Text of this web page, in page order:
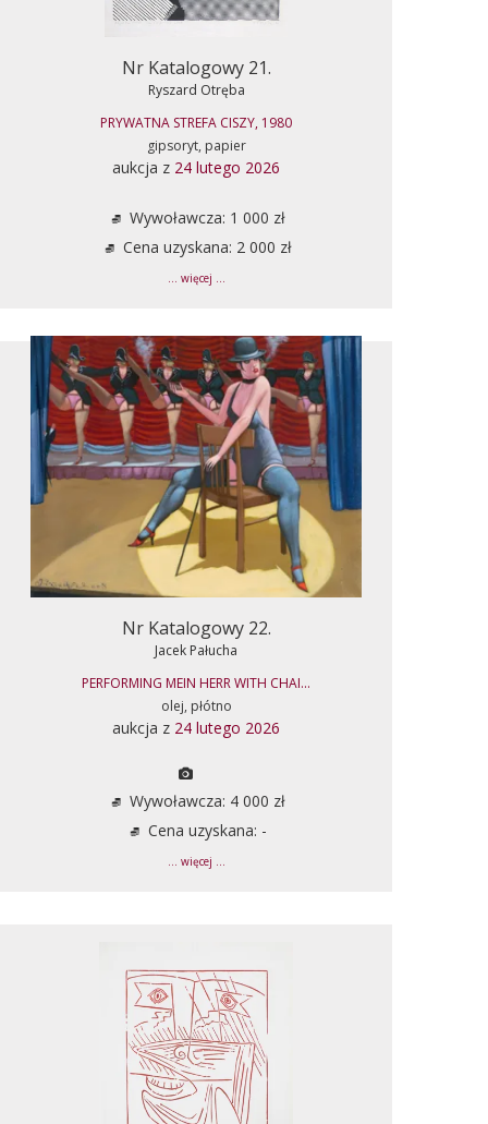
Nr Katalogowy 21.
Ryszard Otręba
PRYWATNA STREFA CISZY, 1980
gipsoryt, papier
aukcja z 24 lutego 2026
Wywoławcza: 1 000 zł
Cena uzyskana: 2 000 zł
... więcej ...
Nr Katalogowy 22.
Jacek Pałucha
PERFORMING MEIN HERR WITH CHAI...
olej, płótno
aukcja z 24 lutego 2026
Wywoławcza: 4 000 zł
Cena uzyskana: -
... więcej ...